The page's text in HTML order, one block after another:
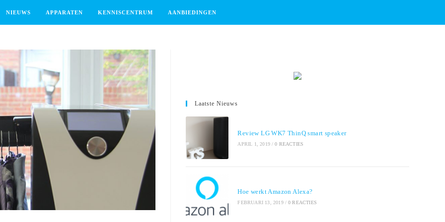
NIEUWS APPARATEN KENNISCENTRUM AANBIEDINGEN
Laatste Nieuws
Review LG WK7 ThinQ smart speaker
APRIL 1, 2019 / 0 REACTIES
Hoe werkt Amazon Alexa?
FEBRUARI 13, 2019 / 0 REACTIES